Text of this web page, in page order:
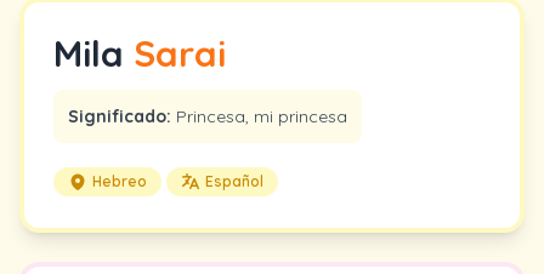
Mila Sarai
Significado: Princesa, mi princesa
Hebreo Español